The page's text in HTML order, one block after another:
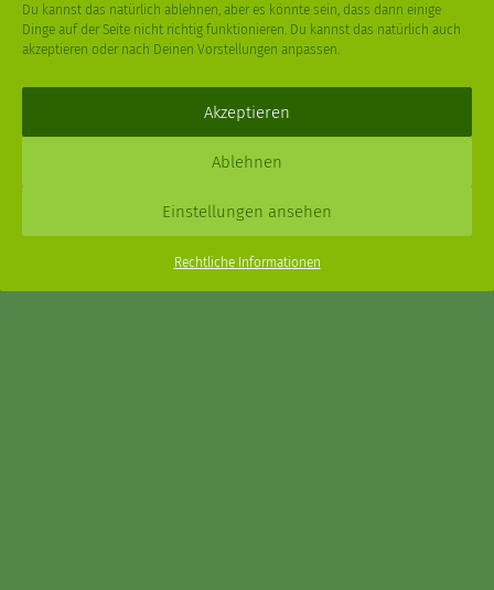
Du kannst das natürlich ablehnen, aber es könnte sein, dass dann einige
Dinge auf der Seite nicht richtig funktionieren. Du kannst das natürlich auch
akzeptieren oder nach Deinen Vorstellungen anpassen.
Akzeptieren
Ablehnen
Einstellungen ansehen
Rechtliche Informationen
Menu
XPDT : Marken & Kommunikation